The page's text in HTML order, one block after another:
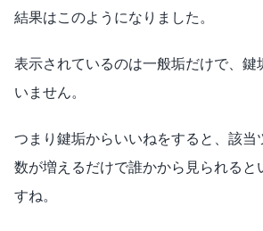
結果はこのようになりました。
表示されているのは一般垢だけで、鍵
いません。
つまり鍵垢からいいねをすると、該当
数が増えるだけで誰かから見られると
すね。